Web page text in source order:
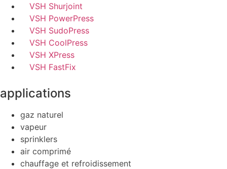
VSH Shurjoint
VSH PowerPress
VSH SudoPress
VSH CoolPress
VSH XPress
VSH FastFix
applications
gaz naturel
vapeur
sprinklers
air comprimé
chauffage et refroidissement